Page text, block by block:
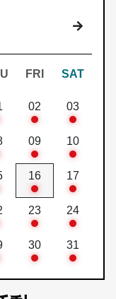
下個月
FRI SAT
02 03
09 10
16 17
23 24
30 31